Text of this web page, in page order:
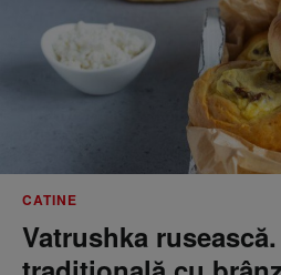
CATINE
Vatrushka